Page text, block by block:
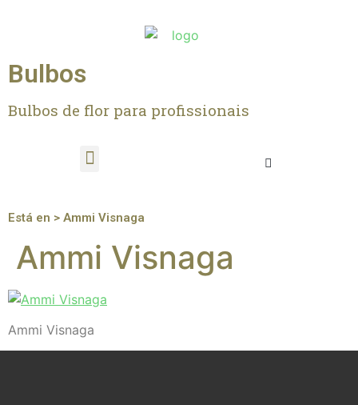
Bulbos
Bulbos de flor para profissionais
Está en > Ammi Visnaga
Ammi Visnaga
Ammi Visnaga